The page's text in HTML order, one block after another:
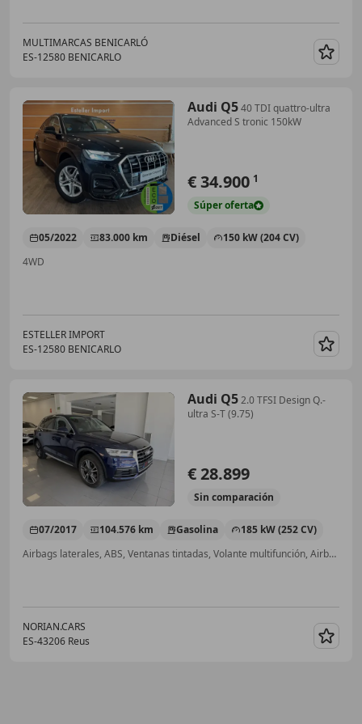
MULTIMARCAS BENICARLÓ
ES-12580 BENICARLO
Audi Q540 TDI quattro-ultra
Advanced S tronic 150kW
€ 34.900 1
Súperoferta
05/2022 83.000 km Diésel
150 kW (204 CV)
4WD
ESTELLER IMPORT
ES-12580 BENICARLO
Audi Q52.0 TFSI Design Q.-
ultra S-T (9.75)
€ 28.899
Sin comparación
07/2017 104.576 km Gasolina
185 kW (252 CV)
Airbags laterales, ABS, Ventanas tintadas, Volante multifunción, Airbag del conductor, Start/Stop automático, Cierre centralizado, Sensor de lluvia
NORIAN.CARS
ES-43206 Reus